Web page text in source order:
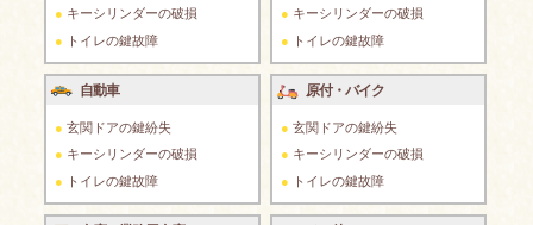
キーシリンダーの破損
トイレの鍵故障
キーシリンダーの破損
トイレの鍵故障
自動車
玄関ドアの鍵紛失
キーシリンダーの破損
トイレの鍵故障
原付・バイク
玄関ドアの鍵紛失
キーシリンダーの破損
トイレの鍵故障